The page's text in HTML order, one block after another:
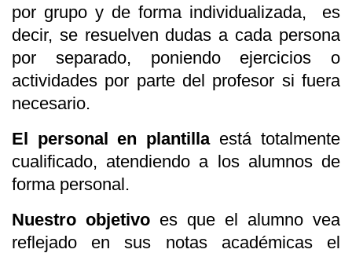
por grupo y de forma individualizada, es
decir, se resuelven dudas a cada persona
por separado, poniendo ejercicios o
actividades por parte del profesor si fuera
necesario.
El personal en plantilla está totalmente
cualificado, atendiendo a los alumnos de
forma personal.
Nuestro objetivo es que el alumno vea
reflejado en sus notas académicas el